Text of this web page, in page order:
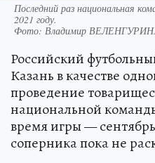
Последний раз национальная
2021 году.
Фото: Владимир ВЕЛЕНГУРИН.
Российский
Казань в качестве
проведение
национальной
время игры —
соперника пока не